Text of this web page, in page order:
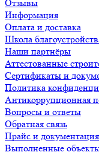
Отзывы
Информация
Оплата и доставка
Школа
Наши партнёры
Аттестованные
Сертификаты и
Политика
Антикоррупционная
Вопросы и ответы
Обратная связь
Прайс и документация
Выполненные